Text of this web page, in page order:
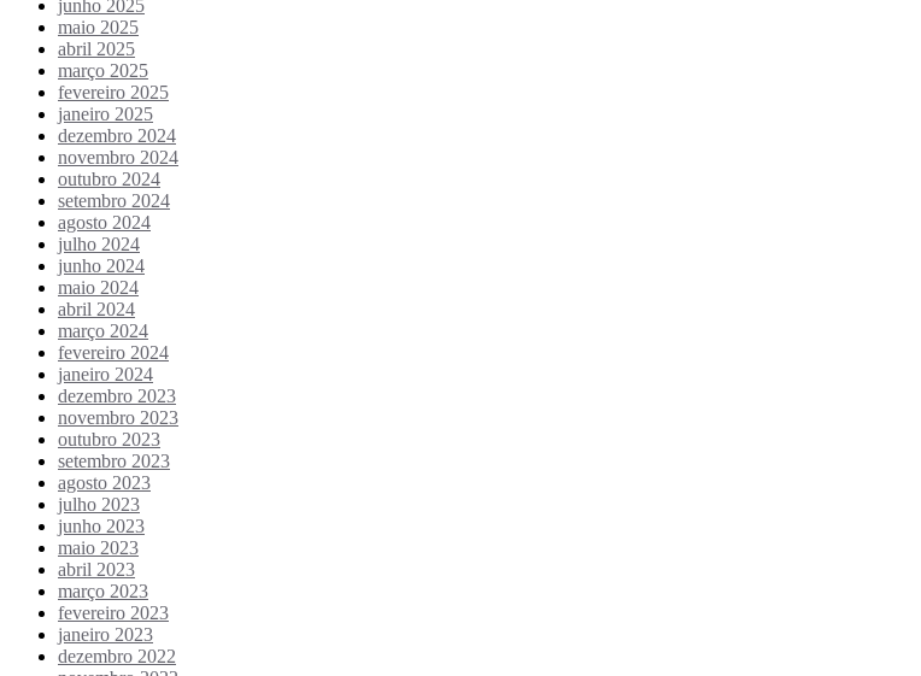
junho 2025
maio 2025
abril 2025
março 2025
fevereiro 2025
janeiro 2025
dezembro 2024
novembro 2024
outubro 2024
setembro 2024
agosto 2024
julho 2024
junho 2024
maio 2024
abril 2024
março 2024
fevereiro 2024
janeiro 2024
dezembro 2023
novembro 2023
outubro 2023
setembro 2023
agosto 2023
julho 2023
junho 2023
maio 2023
abril 2023
março 2023
fevereiro 2023
janeiro 2023
dezembro 2022